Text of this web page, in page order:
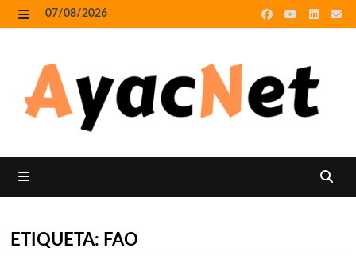
Skip
to
07/08/2026
ETIQUETA: FAO